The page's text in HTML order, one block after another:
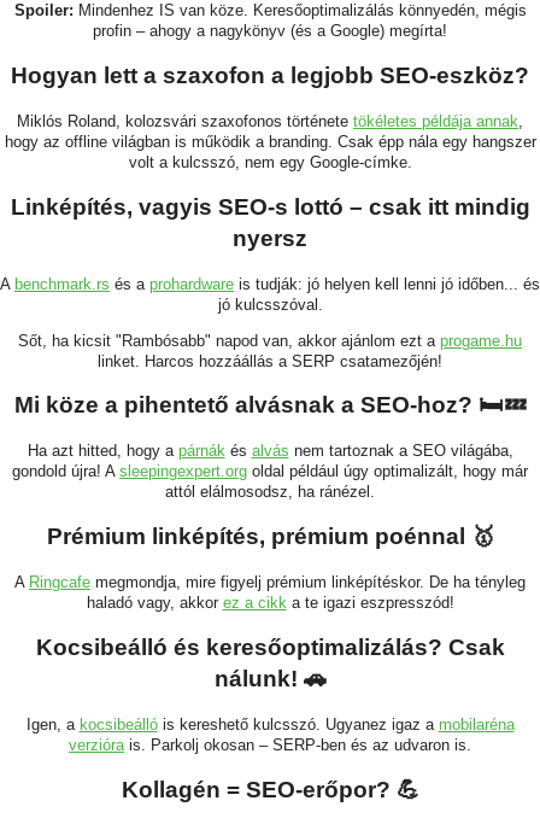
Spoiler: Mindenhez IS van köze. Keresőoptimalizálás könnyedén, mégis
profin – ahogy a nagykönyv (és a Google) megírta!
Hogyan lett a szaxofon a legjobb SEO-eszköz?
Miklós Roland, kolozsvári szaxofonos története tökéletes példája annak
hogy az offline világban is működik a branding. Csak épp nála egy hangszer
volt a kulcsszó, nem egy Google-címke.
Linképítés, vagyis SEO-s lottó – csak itt mindig
nyersz
A benchmark.rs és a prohardware is tudják: jó helyen kell lenni jó időben... és
jó kulcsszóval.
Sőt, ha kicsit "Rambósabb" napod van, akkor ajánlom ezt a progame.hu
linket. Harcos hozzáállás a SERP csatamezőjén!
Mi köze a pihentető alvásnak a SEO-hoz? 🛏️💤
Ha azt hitted, hogy a párnákés alvás nem tartoznak a SEO világába,
gondold újra! A sleepingexpert.org oldal például úgy optimalizált, hogy már
attól elálmosodsz, ha ránézel.
Prémium linképítés, prémium poénnal 🥇
A Ringcafe megmondja, mire figyelj prémium linképítéskor. De ha tényleg
haladó vagy, akkor ez a cikka te igazi eszpresszód!
Kocsibeálló és keresőoptimalizálás? Csak
nálunk! 🚗
Igen, a kocsibeállóis kereshető kulcsszó. Ugyanez igaz a mobilaréna
verziórais. Parkolj okosan – SERP-ben és az udvaron is.
Kollagén = SEO-erőpor? 💪